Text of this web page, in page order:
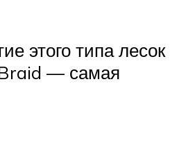
этого типа лесок
Braid — самая